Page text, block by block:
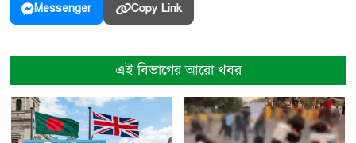
Messenger Copy Link
এই বিভাগের আরো খবর